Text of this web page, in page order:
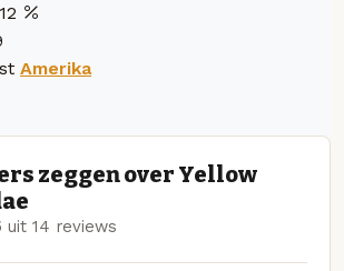
12
Amerika
zeggen over Yellow
uit 14 reviews